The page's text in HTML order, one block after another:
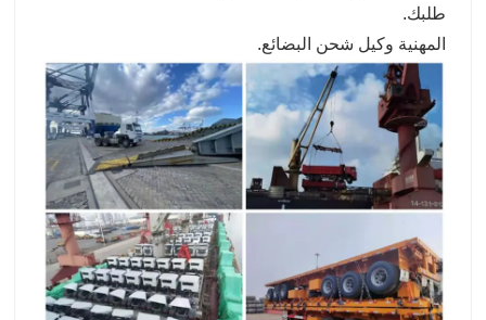
طلبك.
المهنية وكيل شحن البضائع.